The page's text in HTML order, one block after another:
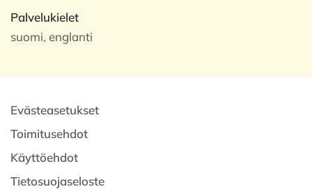
Palvelukielet
suomi, englanti
Evästeasetukset
Toimitusehdot
Käyttöehdot
Tietosuojaseloste